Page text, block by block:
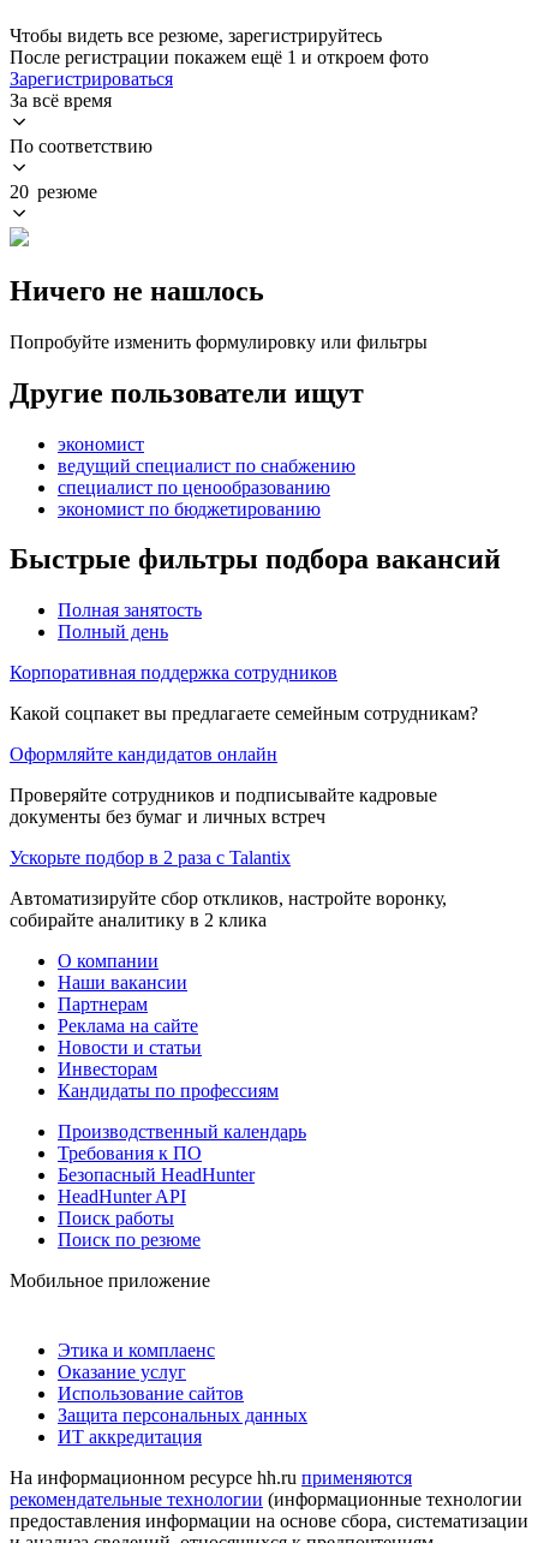
Чтобы видеть все резюме, зарегистрируйтесь
После регистрации покажем ещё 1 и откроем фото
Зарегистрироваться
За всё время
По соответствию
20 резюме
Ничего не нашлось
Попробуйте изменить формулировку или фильтры
Другие пользователи ищут
экономист
ведущий специалист по снабжению
специалист по ценообразованию
экономист по бюджетированию
Быстрые фильтры подбора вакансий
Полная занятость
Полный день
Корпоративная поддержка сотрудников
Какой соцпакет вы предлагаете семейным сотрудникам?
Оформляйте кандидатов онлайн
Проверяйте сотрудников и подписывайте кадровые
документы без бумаг и личных встреч
Ускорьте подбор в 2 раза с Talantix
Автоматизируйте сбор откликов, настройте воронку,
собирайте аналитику в 2 клика
О компании
Наши вакансии
Партнерам
Реклама на сайте
Новости и статьи
Инвесторам
Кандидаты по профессиям
Производственный календарь
Требования к ПО
Безопасный HeadHunter
HeadHunter API
Поиск работы
Поиск по резюме
Мобильное приложение
Этика и комплаенс
Оказание услуг
Использование сайтов
Защита персональных данных
ИТ аккредитация
На информационном ресурсе hh.ru применяются
рекомендательные технологии (информационные технологии
предоставления информации на основе сбора, систематизации